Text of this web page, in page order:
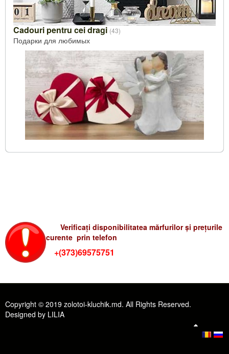
Cadouri pentru cei dragi (43)
Подарки для любимых
Verificați disponibilitatea mărfurilor și prețurile
curente prin telefon
+(373)69575751
Copyright © 2019 zolotoi-kluchik.md. All Rights Reserved.
Designed by LILIA